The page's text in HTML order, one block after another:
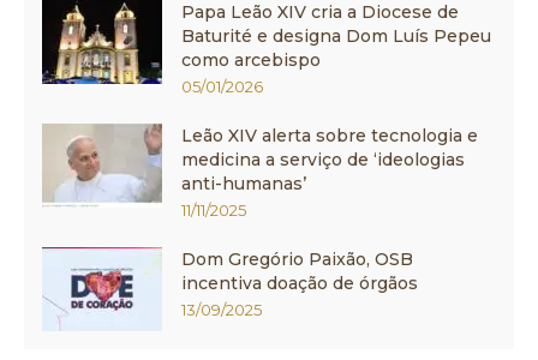
Papa Leão XIV cria a Diocese de
Baturité e designa Dom Luís Pepeu
como arcebispo
05/01/2026
Leão XIV alerta sobre tecnologia e
medicina a serviço de ‘ideologias
anti-humanas’
11/11/2025
Dom Gregório Paixão, OSB
incentiva doação de órgãos
13/09/2025